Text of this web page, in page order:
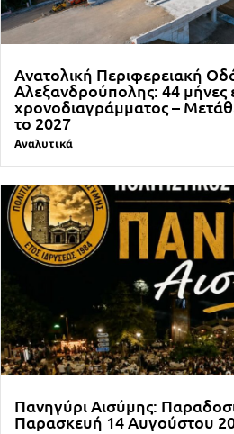
Ανατολική Περιφερειακή
Αλεξανδρούπολης: 44 μήνες
χρονοδιαγράμματος –
το 2027
Αναλυτικά
Πανηγύρι Αισύμης:
Παρασκευή 14 Αυγούστου